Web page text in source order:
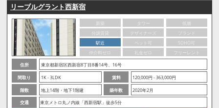
リーブルグラント西新宿
新築 タワー
低層
分譲賃貸
デザイナーズ
ブランド
駅近
ペット可
SOHO可
仲介料ゼロ
礼金ゼロ
フリーレント
住所
東京都新宿区西新宿8丁目8番14号、16号
間取り
1K - 3LDK 賃料
120,000円 - 363,000円
階数
地上14階・地下1階建 築年数
2020年2月
交通
東京メトロ丸ノ内線「西新宿駅」徒歩5分